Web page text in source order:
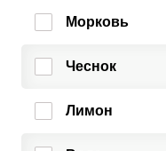
Морковь
Чеснок
Лимон